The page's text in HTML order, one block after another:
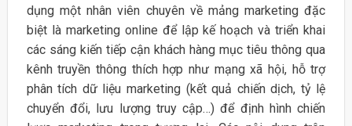
dụng một nhân viên chuyên về mảng marketing đặc
biệt là marketing online để lập kế hoạch và triển khai
các sáng kiến tiếp cận khách hàng mục tiêu thông qua
kênh truyền thông thích hợp như mạng xã hội, hỗ trợ
phân tích dữ liệu marketing (kết quả chiến dịch, tỷ lệ
chuyển đổi, lưu lượng truy cập…) để định hình chiến